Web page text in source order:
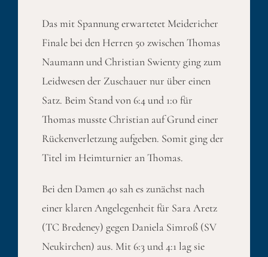
Das mit Spannung erwartetet Meidericher
Finale bei den Herren 50 zwischen Thomas
Naumann und Christian Swienty ging zum
Leidwesen der Zuschauer nur über einen
Satz. Beim Stand von 6:4 und 1:0 für
Thomas musste Christian auf Grund einer
Rückenverletzung aufgeben. Somit ging der
Titel im Heimturnier an Thomas.
Bei den Damen 40 sah es zunächst nach
einer klaren Angelegenheit für Sara Aretz
(TC Bredeney) gegen Daniela Simroß (SV
Neukirchen) aus. Mit 6:3 und 4:1 lag sie